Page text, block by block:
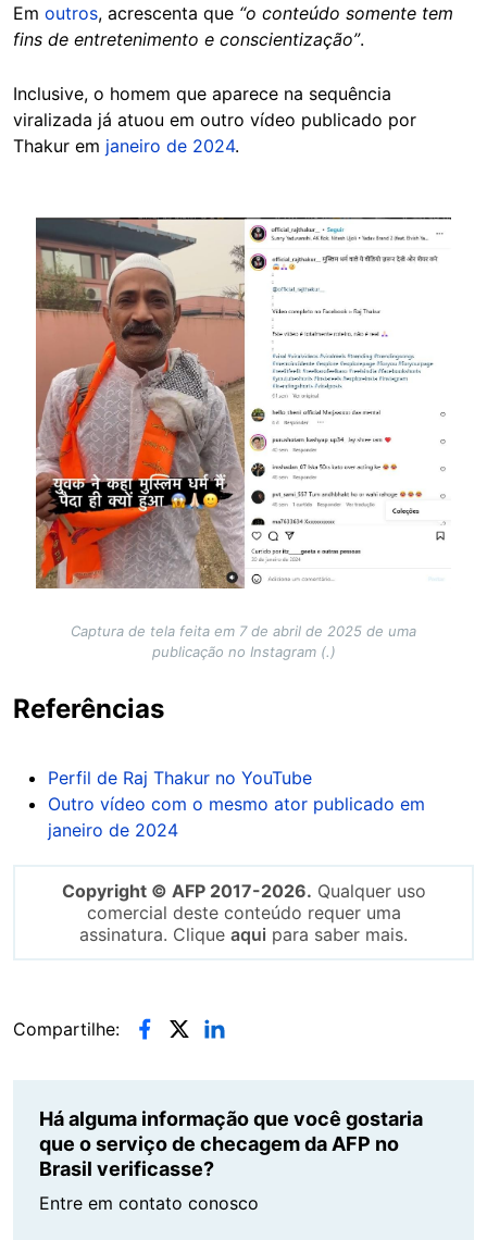
Em outros, acrescenta que “o conteúdo somente tem
fins de entretenimento e conscientização”.
Inclusive, o homem que aparece na sequência
viralizada já atuou em outro vídeo publicado por
Thakur em janeiro de 2024.
Captura de tela feita em 7 de abril de 2025 de uma
publicação no Instagram (.)
Referências
Perfil de Raj Thakur no YouTube
Outro vídeo com o mesmo ator publicado em
janeiro de 2024
Copyright © AFP 2017-2026. Qualquer uso
comercial deste conteúdo requer uma
assinatura. Clique aqui para saber mais.
Compartilhe:
Há alguma informação que você gostaria
que o serviço de checagem da AFP no
Brasil verificasse?
Entre em contato conosco